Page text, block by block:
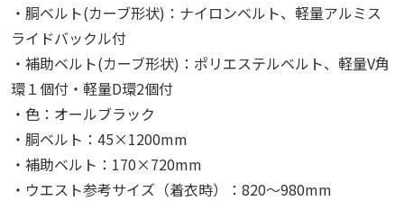
・胴ベルト(カーブ形状)：ナイロンベルト、軽量アルミス
ライドバックル付
・補助ベルト(カーブ形状)：ポリエステルベルト、軽量V角
環１個付・軽量D環2個付
・色：オールブラック
・胴ベルト：45×1200mm
・補助ベルト：170×720mm
・ウエスト参考サイズ（着衣時）：820～980mm